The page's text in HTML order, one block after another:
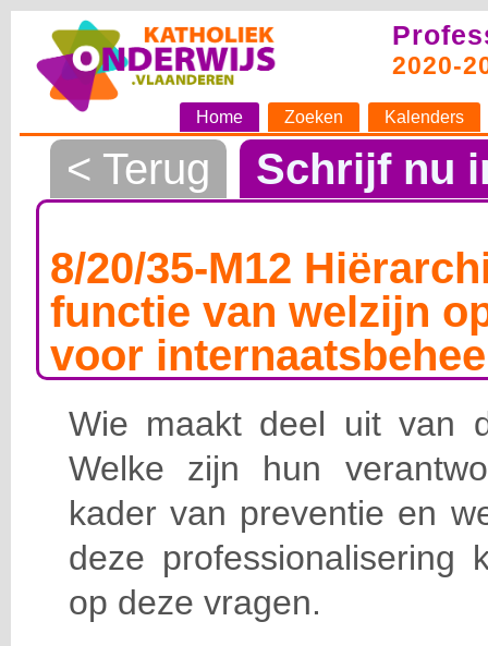
2020-
Home Zoeken Kalenders
< Terug Schrijf nu
8/20/35-M12
functie van welzijn
voor
Wie maakt deel uit van
Welke zijn hun
kader van preventie en
deze professionalisering
op deze vragen.